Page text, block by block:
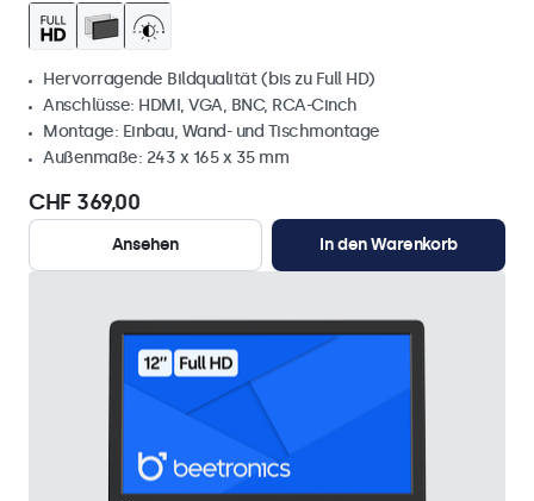
Hervorragende Bildqualität (bis zu Full HD)
Anschlüsse: HDMI, VGA, BNC, RCA-Cinch
Montage: Einbau, Wand- und Tischmontage
Außenmaße: 243 x 165 x 35 mm
CHF 369,00
Ansehen In den Warenkorb